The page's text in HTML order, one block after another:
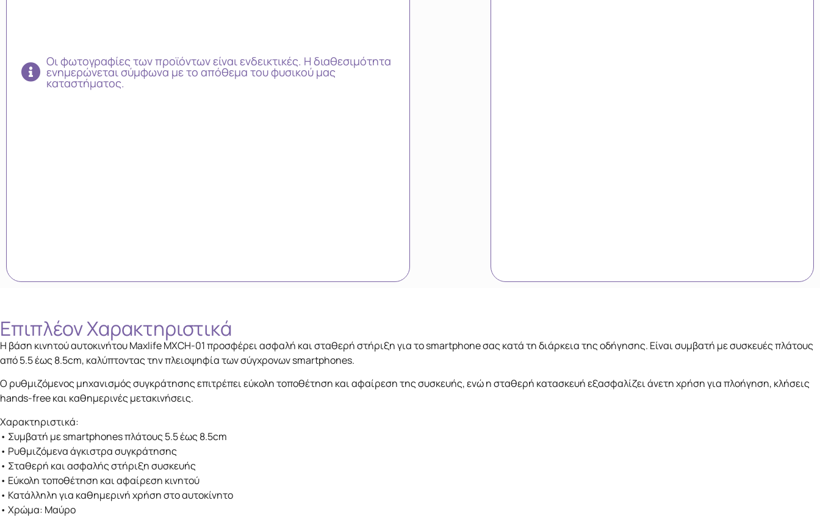
Οι φωτογραφίες των προϊόντων είναι ενδεικτικές. Η διαθεσιμότητα
ενημερώνεται σύμφωνα με το απόθεμα του φυσικού μας
καταστήματος.
Επιπλέον Xαρακτηριστικά
Η βάση κινητού αυτοκινήτου Maxlife MXCH-01 προσφέρει ασφαλή και σταθερή στήριξη για το smartphone σας κατά τη διάρκεια της οδήγησης. Είναι συμβατή με συσκευές πλάτους
από 5.5 έως 8.5cm, καλύπτοντας την πλειοψηφία των σύγχρονων smartphones.
Ο ρυθμιζόμενος μηχανισμός συγκράτησης επιτρέπει εύκολη τοποθέτηση και αφαίρεση της συσκευής, ενώ η σταθερή κατασκευή εξασφαλίζει άνετη χρήση για πλοήγηση, κλήσεις
hands-free και καθημερινές μετακινήσεις.
Χαρακτηριστικά:
• Συμβατή με smartphones πλάτους 5.5 έως 8.5cm
• Ρυθμιζόμενα άγκιστρα συγκράτησης
• Σταθερή και ασφαλής στήριξη συσκευής
• Εύκολη τοποθέτηση και αφαίρεση κινητού
• Κατάλληλη για καθημερινή χρήση στο αυτοκίνητο
• Χρώμα: Μαύρο